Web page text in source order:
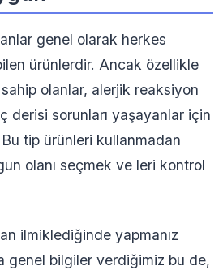
genel olarak herkes
ürünlerdir. Ancak özellikle
sahip olanlar, alerjik reaksiyon
derisi sorunları yaşayanlar için
tip ürünleri kullanmadan
olanı seçmek ve leri kontrol
ilmiklediğinde yapmanız
genel bilgiler verdiğimiz bu de,